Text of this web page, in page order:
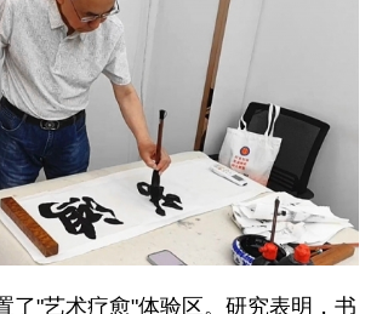
了"艺术疗愈"体验区。研究表明，书